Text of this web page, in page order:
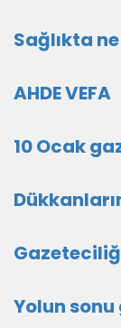
Sağlıkta
AHDE VEFA
10 Ocak
Yolun